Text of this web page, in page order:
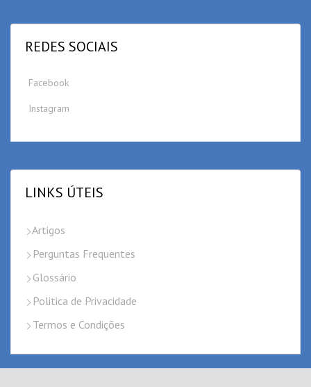
REDES SOCIAIS
Facebook
Instagram
LINKS ÚTEIS
Artigos
Perguntas Frequentes
Glossário
Politica de Privacidade
Termos e Condições